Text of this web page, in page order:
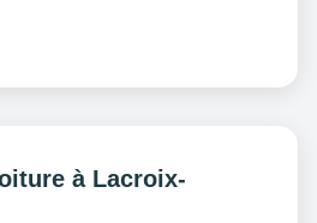
à Lacroix-